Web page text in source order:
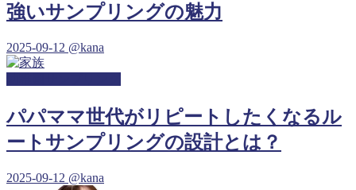
強いサンプリングの魅力
2025-09-12 @kana
パパママ世代がリピートしたくなるル
ートサンプリングの設計とは？
2025-09-12 @kana